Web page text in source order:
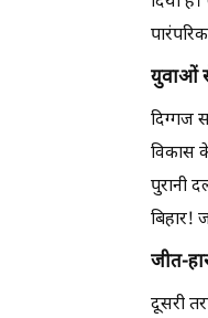
युवाओं
दिग्गज
विकास
पुरानी
बिहार!
जीत-
दूसरी